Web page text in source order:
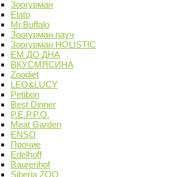
Зоогурман
Elato
Mr.Buffalo
Зоогурман пауч
Зоогурман HOLISTIC
ЕМ ДО ДНА
ВКУСМЯСИНА
Zoodiet
LEO&LUCY
Petibon
Best Dinner
P.E.P.P.O.
Meat Garden
ENSO
Прочие
Edelhoff
Baurenhof
Siberia ZOO